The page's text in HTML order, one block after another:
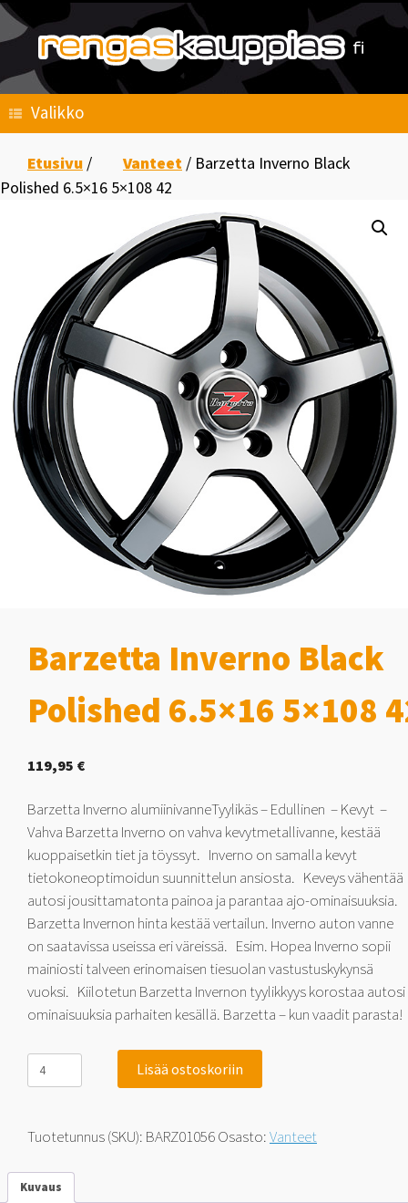
Skip
content
Valikko
Etusivu / Vanteet / Barzetta Inverno Black
Polished 6.5×16 5×108 42
Barzetta Inverno Black
Polished 6.5×16 5×108
119,95 €
Barzetta Inverno alumiinivanneTyylikäs – Edullinen – Kevyt –
Vahva Barzetta Inverno on vahva kevytmetallivanne, kestää
kuoppaisetkin tiet ja töyssyt. Inverno on samalla kevyt
tietokoneoptimoidun suunnittelun ansiosta. Keveys vähentää
autosi jousittamatonta painoa ja parantaa ajo-ominaisuuksia.
Barzetta Invernon hinta kestää vertailun. Inverno auton vanne
on saatavissa useissa eri väreissä. Esim. Hopea Inverno sopii
mainiosti talveen erinomaisen tiesuolan vastustuskykynsä
vuoksi. Kiilotetun Barzetta Invernon tyylikkyys korostaa autosi
ominaisuuksia parhaiten kesällä. Barzetta – kun vaadit parasta!
Barzetta
Inverno
Black
5x108
Lisää ostoskoriin
Tuotetunnus (SKU): BARZ01056Osasto:Vanteet
Kuvaus